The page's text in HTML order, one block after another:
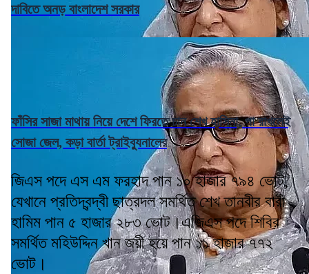
দাবিতে অনড় বাংলাদেশ সরকার
ফাঁসির সাজা মাথায় নিয়ে দেশে ফিরতে চান শেখ হাসিনা, পা রাখলেই
সোজা জেল, কড়া বার্তা ট্রাইব্যুনালের
জিএস পদে এস এম ফরহাদ পান ১০ হাজার ৭৯৪ ভোট,
যেখানে প্রতিদ্বন্দ্বী ছাত্রদল সমর্থিত শেখ তানবীর বারী
হামিম পান ৫ হাজার ২৮৩ ভোট।এজিএস পদে শিবির
সমর্থিত মহিউদ্দিন খান জয়ী হয়ে পান ১১ হাজার ৭৭২
ভোট।